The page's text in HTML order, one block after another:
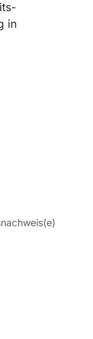
in